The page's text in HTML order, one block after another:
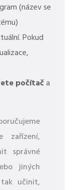
(název se
Pokud
počítača
zařízení,
správné
jiných
učinit,